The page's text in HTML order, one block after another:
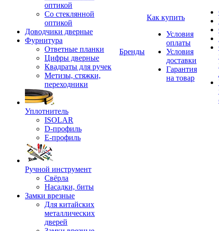
оптикой
Со стеклянной
оптикой
Доводчики дверные
Фурнитура
Ответные планки
Цифры дверные
Квадраты для ручек
Метизы, стяжки,
переходники
Уплотнитель
ISOLAR
D-профиль
Е-профиль
Ручной инструмент
Свёрла
Насадки, биты
Замки врезные
Для китайских
металлических
дверей
Бренды
Как купить
Условия
оплаты
Условия
доставки
Гарантия
на товар